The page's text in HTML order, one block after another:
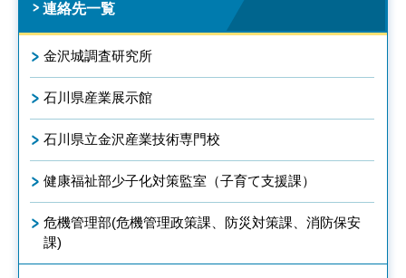
連絡先一覧
金沢城調査研究所
石川県産業展示館
石川県立金沢産業技術専門校
健康福祉部少子化対策監室（子育て支援課）
危機管理部(危機管理政策課、防災対策課、消防保安
課)